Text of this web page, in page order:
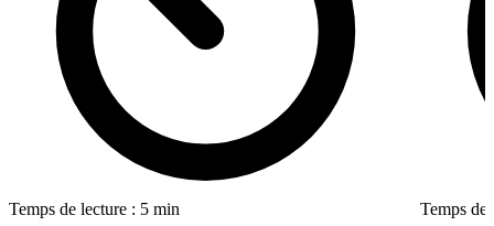
Temps de lecture : 5 min
Temps de